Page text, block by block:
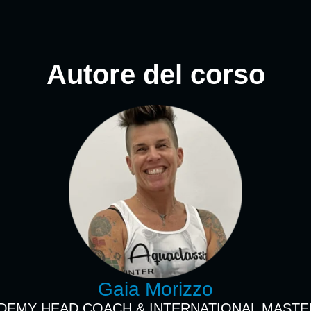
Autore del corso
Gaia Morizzo